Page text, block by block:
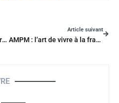
Desenio : Élevez votre décoration murale avec des affiches et cadres modernes et abordables
Article suivant
AMPM : l’art de vivre à la française, élégant et intemporel